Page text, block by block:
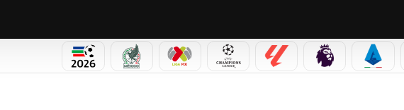
MUNDIAL 2026SELECCIÓN MEXICANA
LIGA MX CHAMPIONS LEAGUE
LALIGA PREMIER LEAGUE
SERIE A